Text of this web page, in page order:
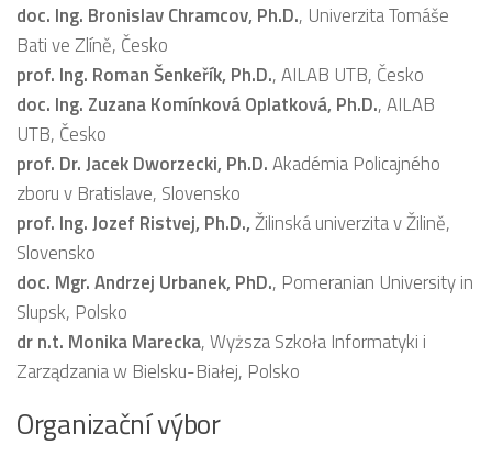
doc. Ing. Bronislav Chramcov, Ph.D., Univerzita Tomáše
Bati ve Zlíně, Česko
prof. Ing. Roman Šenkeřík, Ph.D., AILAB UTB, Česko
doc. Ing. Zuzana Komínková Oplatková, Ph.D., AILAB
UTB, Česko
prof. Dr. Jacek Dworzecki, Ph.D.Akadémia Policajného
zboru v Bratislave, Slovensko
prof. Ing. Jozef Ristvej, Ph.D.,Žilinská univerzita v Žilině,
Slovensko
doc. Mgr. Andrzej Urbanek, PhD., Pomeranian University in
Slupsk, Polsko
dr n.t. Monika Marecka, Wyższa Szkoła Informatyki i
Zarządzania w Bielsku-Białej, Polsko
Organizační výbor